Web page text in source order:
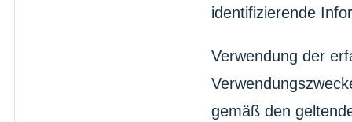
identifizierende
Verwendung der
gemäß den